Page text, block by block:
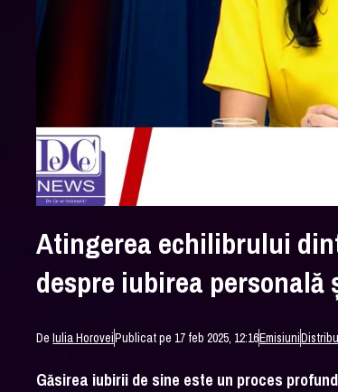
Atingerea echilibrului
despre iubirea personală
DeIulia HoroveiPublicat pe 17 feb 2025, 12:16Emisiuni
Găsirea iubirii de sine este un proces